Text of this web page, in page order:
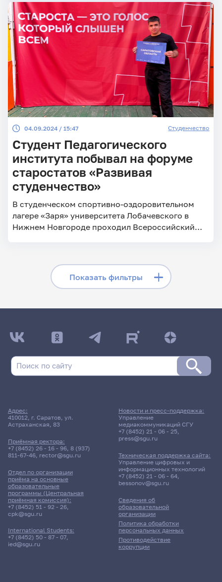
октября, в СГТУ.
04.09.2024 / 15:47 Студенчество
Студент Педагогического
института побывал на форуме
старостатов «Развивая
студенчество»
В студенческом спортивно-оздоровительном
лагере «Заря» университета Лобачевского в
Нижнем Новгороде проходил Всероссийский
Показать фильтры
Скрыть фильтры
Поиск по рубрикам
Поиск по темам
Поиск по ключевым словам
Главные
Адрес:
410012, г. Саратов, ул.
Астраханская, 83
Приёмная ректора:
+7 (8452) 26 - 16 - 96, 8 (937)
811-67-46, rector@sgu.ru
Отдел по организации
приёма на основные
образовательные
программы (Центральная
приёмная комиссия):
+7 (8452) 51 - 92 - 26,
cpk@sgu.ru
International Students:
+7 (8452) 50 - 87 - 07,
ied@sgu.ru
Сведения об
образовательной
организации
Политика обработки
персональных данных
Противодействие
коррупции
Новости и пресс-поддержка:
Управление
медиакоммуникаций СГУ
+7 (8452) 21 - 06 - 25,
press@sgu.ru
Техническая поддержка сайта:
Управление цифровых и
информационных технологий
+7 (8452) 21 - 06 - 64,
bessonov@sgu.ru